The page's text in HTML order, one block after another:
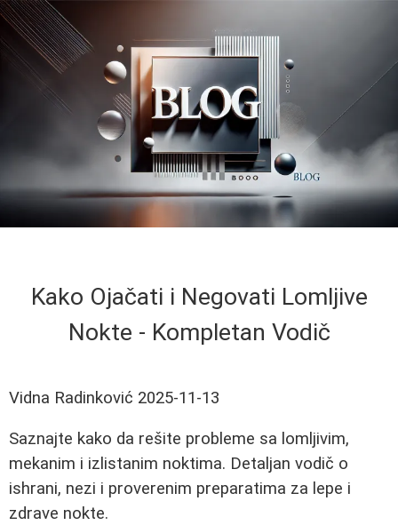
Kako Ojačati i Negovati Lomljive
Nokte - Kompletan Vodič
Vidna Radinković 2025-11-13
Saznajte kako da rešite probleme sa lomljivim,
mekanim i izlistanim noktima. Detaljan vodič o
ishrani, nezi i proverenim preparatima za lepe i
zdrave nokte.